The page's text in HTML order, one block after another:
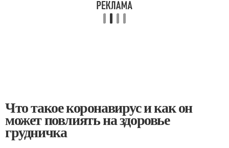
Что такое коронавирус и как он
может повлиять на здоровье
грудничка